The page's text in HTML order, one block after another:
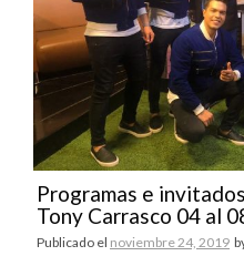
Programas e
Tony Carrasco 04 al
Publicado el noviembre 24, 2019